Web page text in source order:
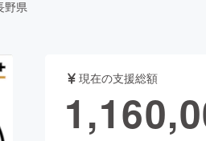
台・パフォーマンス
ード・飲食店
野県
現在の支援総額